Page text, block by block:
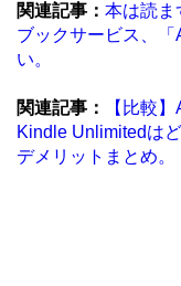
関連記事： 本は読ま
ブックサービス、
い。
関連記事：
【比較
Kindle Unlimitedは
デメリットまとめ。